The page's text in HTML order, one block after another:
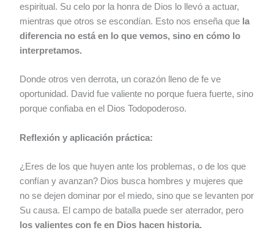
espiritual. Su celo por la honra de Dios lo llevó a actuar,
mientras que otros se escondían. Esto nos enseña que la
diferencia no está en lo que vemos, sino en cómo lo
interpretamos.
Donde otros ven derrota, un corazón lleno de fe ve
oportunidad. David fue valiente no porque fuera fuerte, sino
porque confiaba en el Dios Todopoderoso.
Reflexión y aplicación práctica:
¿Eres de los que huyen ante los problemas, o de los que
confían y avanzan? Dios busca hombres y mujeres que
no se dejen dominar por el miedo, sino que se levanten por
Su causa. El campo de batalla puede ser aterrador, pero
los valientes con fe en Dios hacen historia.